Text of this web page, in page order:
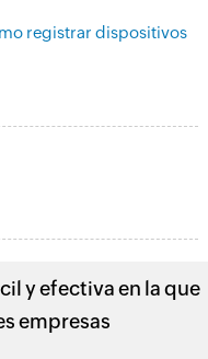
registrar dispositivos
y efectiva en la que
empresas